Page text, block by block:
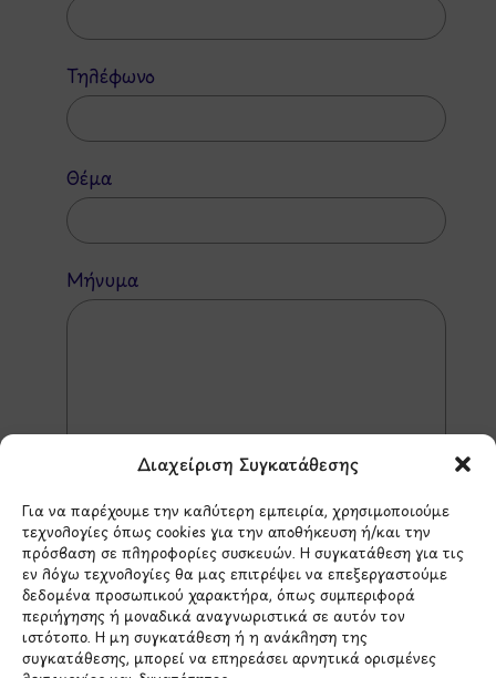
Διαχείριση Συγκατάθεσης
Για να παρέχουμε την καλύτερη εμπειρία, χρησιμοποιούμε
τεχνολογίες όπως cookies για την αποθήκευση ή/και την
πρόσβαση σε πληροφορίες συσκευών. Η συγκατάθεση για τις
εν λόγω τεχνολογίες θα μας επιτρέψει να επεξεργαστούμε
δεδομένα προσωπικού χαρακτήρα, όπως συμπεριφορά
περιήγησης ή μοναδικά αναγνωριστικά σε αυτόν τον
ιστότοπο. Η μη συγκατάθεση ή η ανάκληση της
συγκατάθεσης, μπορεί να επηρεάσει αρνητικά ορισμένες
Τηλέφωνο
Θέμα
Μήνυμα
*Αυτός ο ιστότοπος προστατεύεται από το σύστημα
reCAPTCHA και ισχύουν ηΠολιτική Απορρήτου και οι
Όροι Παροχής Υπηρεσιώντης Google.